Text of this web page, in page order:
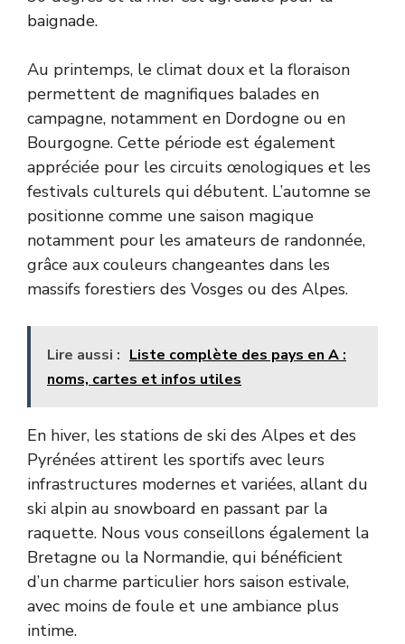
baignade.
Au printemps, le climat doux et la floraison
permettent de magnifiques balades en
campagne, notamment en Dordogne ou en
Bourgogne. Cette période est également
appréciée pour les circuits œnologiques et les
festivals culturels qui débutent. L’automne se
positionne comme une saison magique
notamment pour les amateurs de randonnée,
grâce aux couleurs changeantes dans les
massifs forestiers des Vosges ou des Alpes.
Lire aussi : Liste complète des pays en A :
noms, cartes et infos utiles
En hiver, les stations de ski des Alpes et des
Pyrénées attirent les sportifs avec leurs
infrastructures modernes et variées, allant du
ski alpin au snowboard en passant par la
raquette. Nous vous conseillons également la
Bretagne ou la Normandie, qui bénéficient
d’un charme particulier hors saison estivale,
avec moins de foule et une ambiance plus
intime.